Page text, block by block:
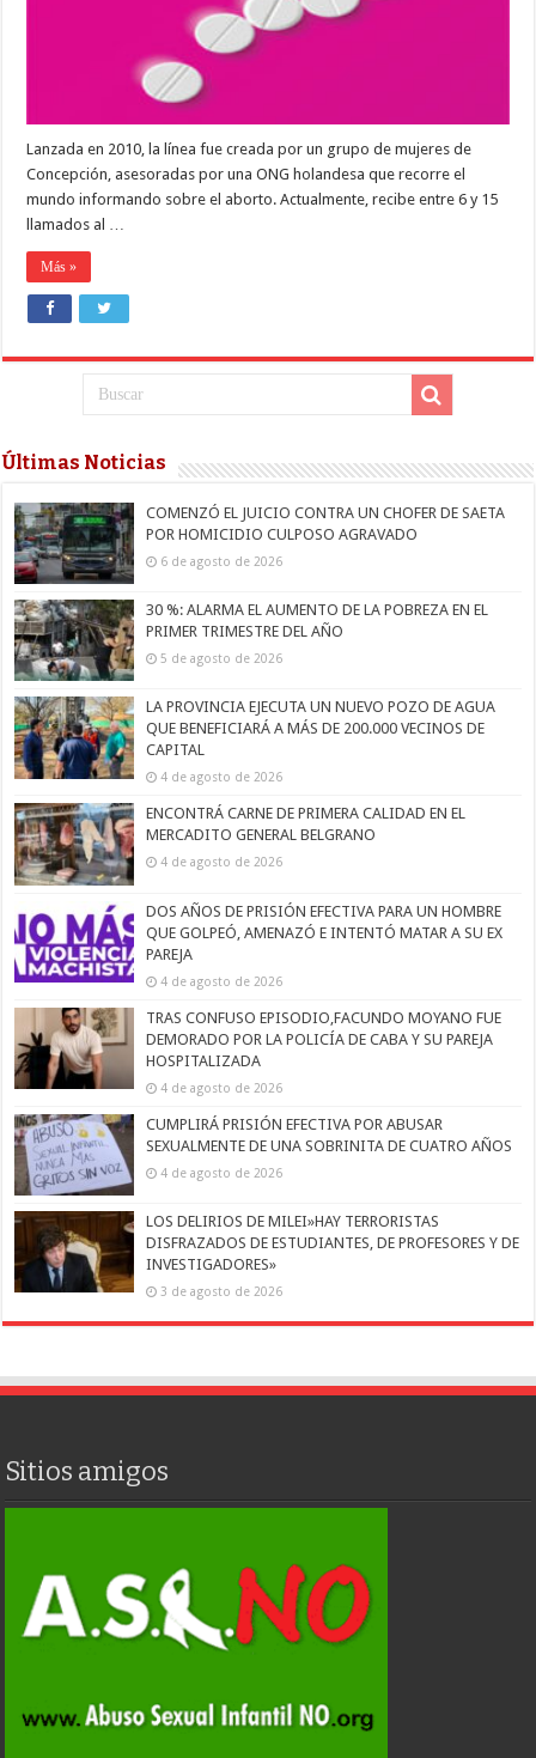
Lanzada en 2010, la línea fue creada por un grupo de mujeres de
Concepción, asesoradas por una ONG holandesa que recorre el
mundo informando sobre el aborto. Actualmente, recibe entre 6 y 15
llamados al …
Más »
Últimas Noticias
COMENZÓ EL JUICIO CONTRA UN CHOFER DE SAETA
POR HOMICIDIO CULPOSO AGRAVADO
6 de agosto de 2026
30 %: ALARMA EL AUMENTO DE LA POBREZA EN EL
PRIMER TRIMESTRE DEL AÑO
5 de agosto de 2026
LA PROVINCIA EJECUTA UN NUEVO POZO DE AGUA
QUE BENEFICIARÁ A MÁS DE 200.000 VECINOS DE
CAPITAL
4 de agosto de 2026
ENCONTRÁ CARNE DE PRIMERA CALIDAD EN EL
MERCADITO GENERAL BELGRANO
4 de agosto de 2026
DOS AÑOS DE PRISIÓN EFECTIVA PARA UN HOMBRE
QUE GOLPEÓ, AMENAZÓ E INTENTÓ MATAR A SU EX
PAREJA
4 de agosto de 2026
TRAS CONFUSO EPISODIO,FACUNDO MOYANO FUE
DEMORADO POR LA POLICÍA DE CABA Y SU PAREJA
HOSPITALIZADA
4 de agosto de 2026
CUMPLIRÁ PRISIÓN EFECTIVA POR ABUSAR
SEXUALMENTE DE UNA SOBRINITA DE CUATRO AÑOS
4 de agosto de 2026
LOS DELIRIOS DE MILEI»HAY TERRORISTAS
DISFRAZADOS DE ESTUDIANTES, DE PROFESORES Y DE
INVESTIGADORES»
3 de agosto de 2026
Sitios amigos